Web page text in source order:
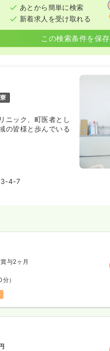
あとから簡単に検索
新着求人を受け取れる
この検索条件を保存
寮
ニック、町医者とし
の皆様と歩んでいる
3-4-7
賞与2ヶ月
）